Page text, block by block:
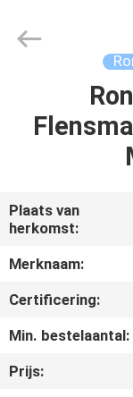
OVER
ONS
AIVA
MACHINERY
Plaats van
herkomst:
Merknaam:
Certificering:
Min. bestelaantal:
Prijs: